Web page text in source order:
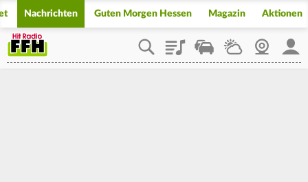
Nachrichten Guten Morgen Hessen Magazin Aktionen
PlaylistStaupilotWetterWebcam